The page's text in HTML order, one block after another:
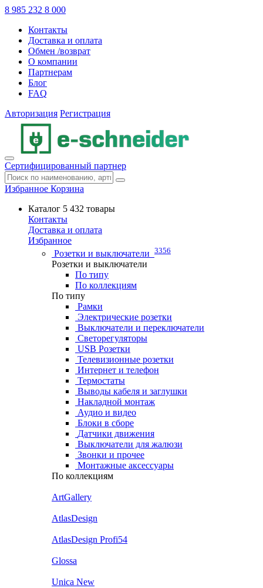
8 985 232 8 000
Контакты
Доставка и оплата
Обмен /возврат
О компании
Партнерам
Блог
FAQ
Авторизация Регистрация
Сертифицированный партнер
Избранное Корзина
Каталог 5 432 товары
Контакты
Доставка и оплата
Избранное
Розетки и выключатели 3356
Розетки и выключатели
По типу
По коллекциям
По типу
Рамки
Электрические розетки
Выключатели и переключатели
Светорегуляторы
USB Розетки
Телевизионные розетки
Интернет и телефон
Термостаты
Выводы кабеля и заглушки
Накладной монтаж
Аудио и видео
Блоки в сборе
Датчики движения
Выключатели для жалюзи
Звонки и прочее
Монтажные аксессуары
По коллекциям
ArtGallery
AtlasDesign
AtlasDesign Profi54
Glossa
Unica New